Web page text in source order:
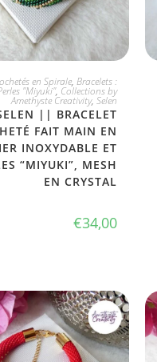
JE L'ADOPTE
en Spirale, Bracelets :
"Miyuki", Collections by
Amethyste Creativity, Selen
|| BRACELET
FAIT MAIN EN
INOXYDABLE ET
“MIYUKI”, MESH
EN CRYSTAL
€34,00